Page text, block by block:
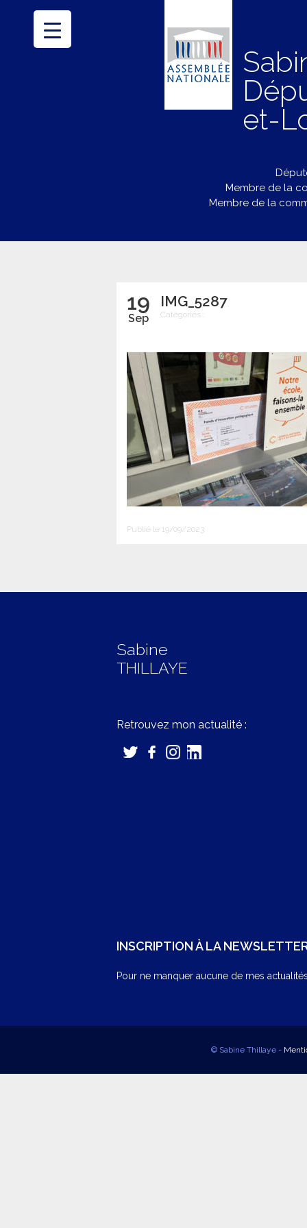
et-
Membre de la
Membre de la
19
Sep
IMG_5287
Catégories :
Publié le 19/09/2023
Sabine
THILLAYE
Retrouvez mon actualité :
INSCRIPTION À LA
Pour ne manquer aucune de mes
© Sabine Thillaye -